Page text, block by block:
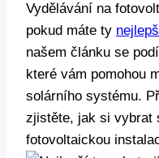
Vydělávání na
pokud máte ty
našem článku se
které vám pomohou
solárního systému.
zjistěte, jak si vybrat
fotovoltaickou